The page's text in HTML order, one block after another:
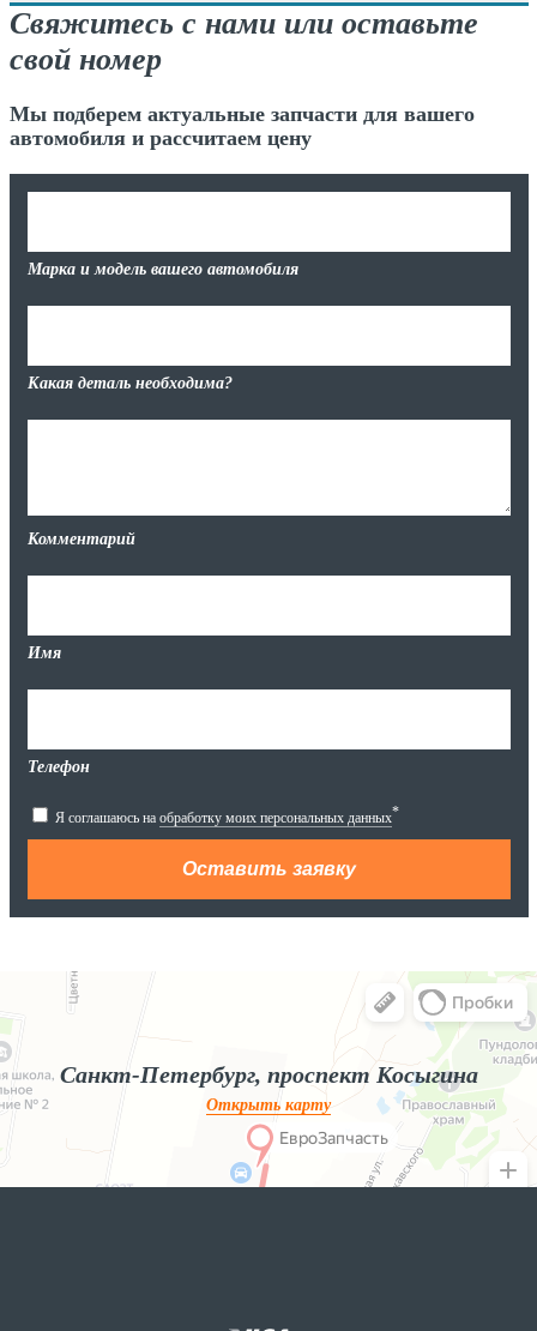
Свяжитесь с нами или оставьте
свой номер
Мы подберем актуальные запчасти для вашего
автомобиля и рассчитаем цену
Марка и модель вашего автомобиля
Какая деталь необходима?
Комментарий
Имя
Телефон
Я соглашаюсь на обработку моих персональных данных*
Яндекс.Карты
Яндекс.Карты — поиск мест и адресов, городской транспорт
Санкт-Петербург, проспект Косыгина
Открыть карту